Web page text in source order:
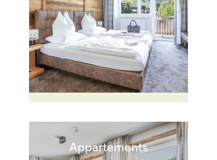
Appartements